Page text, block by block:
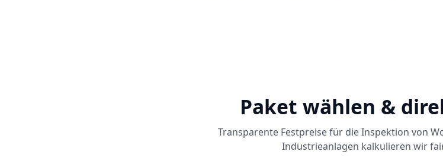
Paket wählen &
Transparente Festpreise für die Inspektion von
Industrieanlagen kalkulieren wir